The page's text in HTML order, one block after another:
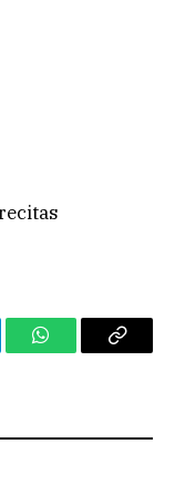
WhatsAppCopy